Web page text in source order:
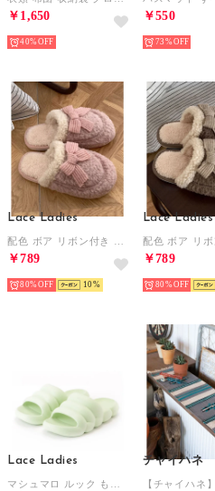
￥1,650
40%
￥550
73%
Lace Ladies
￥789
80% 10
Lace Ladies
￥789
80%
Lace Ladies
マシュマロ ルック もこもこ ボリューム サンダル （グリーン）
チャイハネ